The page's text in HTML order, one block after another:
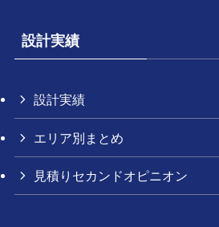
設計実績
設計実績
エリア別まとめ
見積りセカンドオピニオン